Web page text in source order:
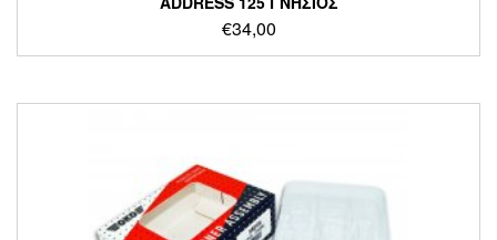
€34,00